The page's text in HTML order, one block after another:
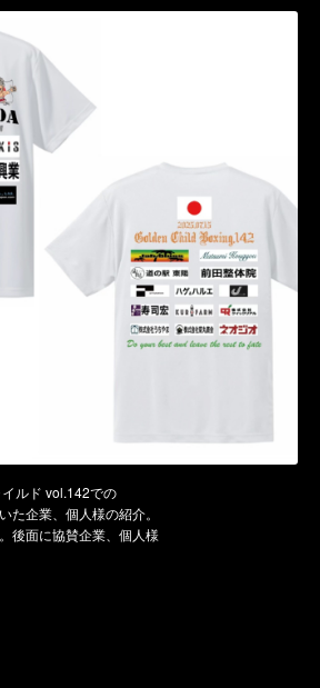
ルド vol.142での
た企業、個人様の紹介。
後面に協賛企業、個人様